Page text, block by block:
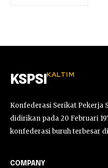
KSPSI KALTIM
Konfederasi Serikat Pekerja
didirikan pada 20 Februari
konfederasi buruh terbesar
COMPANY